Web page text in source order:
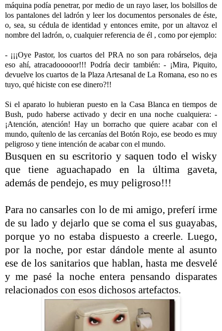
máquina podía penetrar, por medio de un rayo laser, los bolsillos de
los pantalones del ladrón y leer los documentos personales de éste,
o, sea, su cédula de identidad y entonces emite, por un altavoz el
nombre del ladrón, o, cualquier referencia de él , como por ejemplo:
- ¡¡¡Oye Pastor, los cuartosdel PRA no son para robárselos, deja
eso ahí, atracadooooor!!! Podría decir también: - ¡Mira, Piquito,
devuelve loscuartos de la Plaza Artesanal deLa Romana, eso no es
tuyo, qué hiciste con ese dinero?!!
Si el aparato lo hubieran puesto en la Casa Blanca en tiempos de
Bush, pudo haberse activado y decir en una noche cualquiera: -
¡Atención, atención! Hay un borracho que quiere acabarcon el
mundo, quítenlo de las cercanías del Botón Rojo, ese beodo es muy
peligroso y tiene intención de acabar con el mundo.
Busquen en su escritorio y saquen todo el wisky
que tiene aguachapado en la última gaveta,
además de pendejo, es muy peligroso!!!
Para no cansarles con lo de mi amigo, preferí irme
de su lado y dejarlo que se coma el sus guayabas,
porque yo no estaba dispuesto a creerle. Luego,
por la noche, por estar dándole mente al asunto
ese de los sanitarios que hablan, hasta me desvelé
y me pasé la noche entera pensando disparates
relacionados con esos dichosos artefactos.